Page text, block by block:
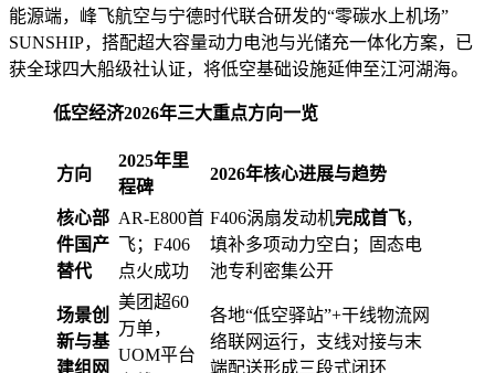
能源端，峰飞航空与宁德时代联合研发的“零碳水上机场”
SUNSHIP，搭配超大容量动力电池与光储充一体化方案，已
获全球四大船级社认证，将低空基础设施延伸至江河湖海。
低空经济2026年三大重点方向一览
方向
2025年里
程碑
2026年核心进展与趋势
核心部
件国产
替代
AR-E800首
飞；F406
点火成功
F406涡扇发动机完成首飞，
填补多项动力空白；固态电
池专利密集公开
场景创
新与基
建组网
美团超60
万单，
UOM平台
各地“低空驿站”+干线物流网
络联网运行，支线对接与末
端配送形成三段式闭环